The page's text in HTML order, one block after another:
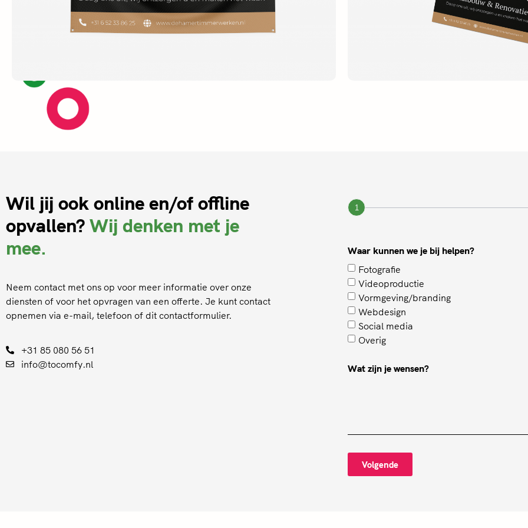
Wil jij ook online en/of offline
opvallen? Wij denken met je
mee.
Neem contact met ons op voor meer informatie over onze
diensten of voor het opvragen van een offerte. Je kunt contact
opnemen via e-mail, telefoon of dit contactformulier.
+31 85 080 56 51
info@tocomfy.nl
1
Waar kunnen we je bij helpen?
Fotografie
Videoproductie
Vormgeving/branding
Webdesign
Social media
Overig
Wat zijn je wensen?
Volgende